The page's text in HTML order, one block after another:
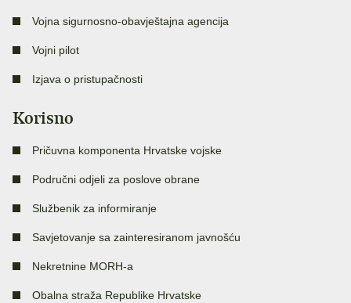
Vojna sigurnosno-obavještajna agencija
Vojni pilot
Izjava o pristupačnosti
Korisno
Pričuvna komponenta Hrvatske vojske
Područni odjeli za poslove obrane
Službenik za informiranje
Savjetovanje sa zainteresiranom javnošću
Nekretnine MORH-a
Obalna straža Republike Hrvatske